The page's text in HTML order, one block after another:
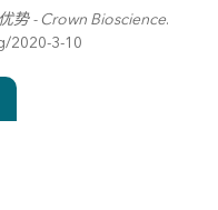
势 - Crown Bioscience.
2020-3-10